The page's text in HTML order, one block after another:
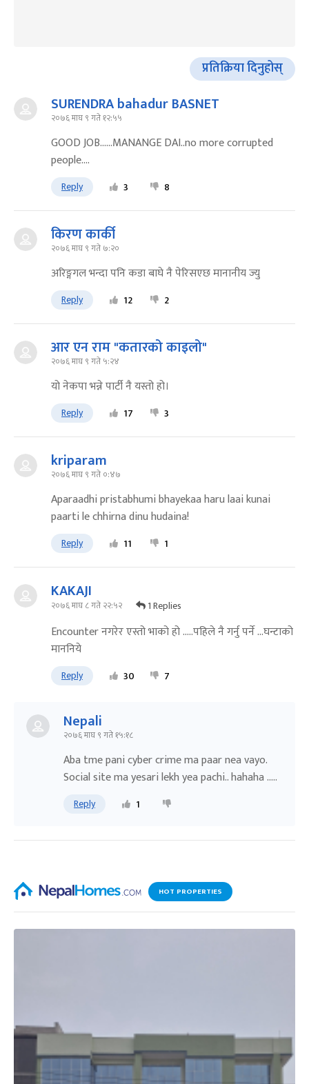
प्रतिक्रिया दिनुहोस्
SURENDRA bahadur BASNET
२०७६ माघ ९ गते १२:५५
GOOD JOB......MANANGE DAI..no more corrupted
people....
Reply 3 8
किरण कार्की
२०७६ माघ ९ गते ७:२०
अरिङ्गगल भन्दा पनि कडा बाघे नै पेरिसएछ मानानीय ज्यु
Reply 12 2
आर एन राम "कतारको काइलो"
२०७६ माघ ९ गते ५:२४
यो नेकपा भन्ने पार्टी नै यस्तो हो।
Reply 17 3
kriparam
२०७६ माघ ९ गते ०:४७
Aparaadhi pristabhumi bhayekaa haru laai kunai
paarti le chhirna dinu hudaina!
Reply 11 1
KAKAJI
२०७६ माघ ८ गते २२:५२ 1 Replies
Encounter नगरेर एस्तो भाको हो .....पहिले नै गर्नु पर्ने ...घन्टाको
माननिये
Reply 30 7
Nepali
२०७६ माघ ९ गते १५:१८
Aba tme pani cyber crime ma paar nea vayo.
Social site ma yesari lekh yea pachi.. hahaha .....
Reply 1
HOT PROPERTIES